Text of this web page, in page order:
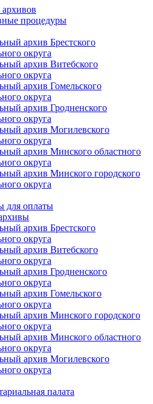
процедуры
архив Брестского
округа
архив Витебского
округа
архив Гомельского
округа
архив Гродненского
округа
архив Могилевского
округа
архив Минского областного
округа
архив Минского городского
округа
для оплаты
архив Брестского
округа
архив Витебского
округа
архив Гродненского
округа
архив Гомельского
округа
архив Минского городского
округа
архив Минского областного
округа
архив Могилевского
округа
палата